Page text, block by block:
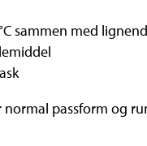
sammen med
passform og